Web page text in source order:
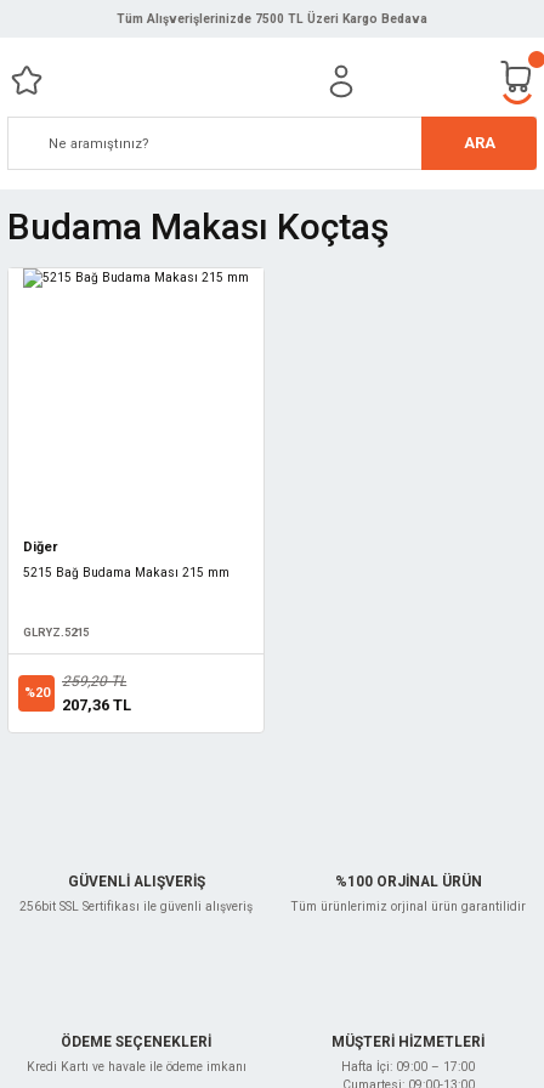
Tüm Alışverişlerinizde 7500 TL Üzeri Kargo Bedava
ARA
Budama Makası Koçtaş
Diğer
5215 Bağ Budama Makası 215 mm
GLRYZ.5215
%20
259,20 TL
207,36 TL
GÜVENLİ ALIŞVERİŞ
256bit SSL Sertifikası ile güvenli alışveriş
%100 ORJİNAL ÜRÜN
Tüm ürünlerimiz orjinal ürün garantilidir
ÖDEME SEÇENEKLERİ
Kredi Kartı ve havale ile ödeme imkanı
MÜŞTERİ HİZMETLERİ
Hafta İçi: 09:00 – 17:00
Cumartesi: 09:00-13:00